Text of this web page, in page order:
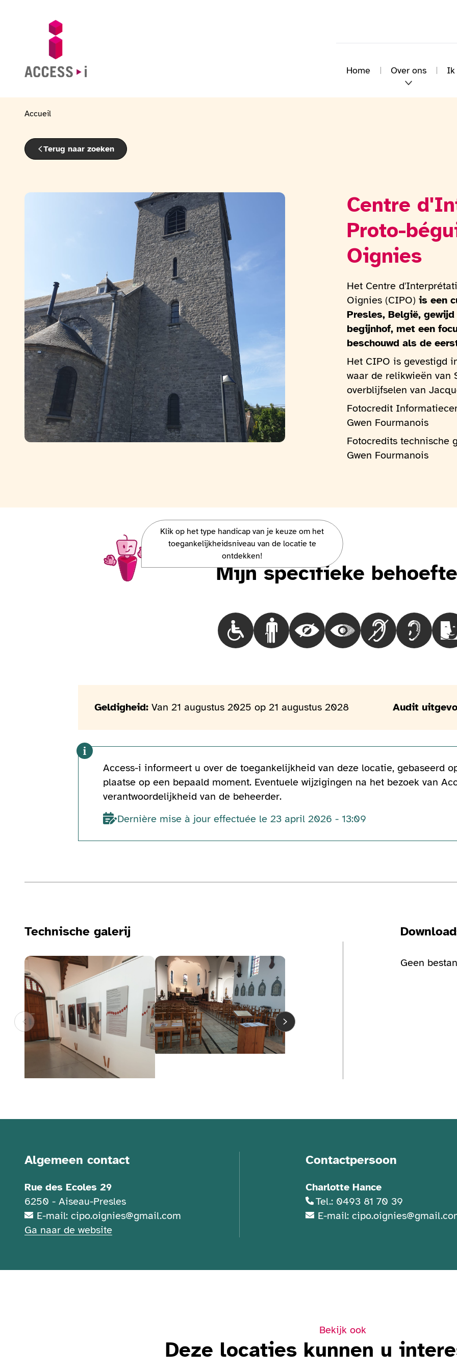
Home Over ons Ik
Accueil
Terug naar zoeken
Bekijk de fotogalerij
Centre
Proto-
Oignies
Het Centre
Oignies (CIPO) is een
Presles, België,
begijnhof, met een
beschouwd als de
Het CIPO is gevestigd
waar de relikwieën van
overblijfselen van
Fotocredit
Gwen Fourmanois
Fotocredits technische
Gwen Fourmanois
Mijn specifieke
Klik op het type handicap van je keuze om het
toegankelijkheidsniveau van de locatie te
ontdekken!
Charlie, la mascotte Access-i, veut vous parler !
Choisir le besoinMensen in een rolstoel
Choisir le besoinMensen met loopproblemen
Choisir le besoinBlinde mensen
Choisir le besoinMensen met
Choisir le besoinDove
Choisir le
Geldigheid: Van 21 augustus 2025 op 21 augustus 2028 Audit
Access-i informeert u over de toegankelijkheid van deze locatie, gebaseerd
plaatse op een bepaald moment. Eventuele wijzigingen na het bezoek van
verantwoordelijkheid van de beheerder.
Dernière mise à jour effectuée le 23 april 2026 - 13:09
Technische galerij
Bekijk de fotogalerij Bekijk de fotogalerij Bekijk de
Geen
Contactgegevens
Algemeen contact
Rue des Ecoles 29
6250 - Aiseau-Presles
E-mail: cipo.oignies@gmail.com
Ga naar de website
Contactpersoon
Charlotte Hance
Tel.: 0493 81 70 39
E-mail:
Bekijk ook
Deze locaties kunnen u